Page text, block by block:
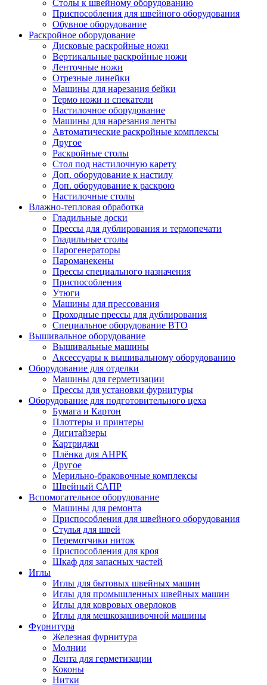
Столы к швейному оборудованию
Приспособления для швейного оборудования
Обувное оборудование
Раскройное оборудование
Дисковые раскройные ножи
Вертикальные раскройные ножи
Ленточные ножи
Отрезные линейки
Машины для нарезания бейки
Термо ножи и спекатели
Настилочное оборудование
Машины для нарезания ленты
Автоматические раскройные комплексы
Другое
Раскройные столы
Стол под настилочную карету
Доп. оборудование к настилу
Доп. оборудование к раскрою
Настилочные столы
Влажно-тепловая обработка
Гладильные доски
Прессы для дублирования и термопечати
Гладильные столы
Парогенераторы
Пароманекены
Прессы специального назначения
Приспособления
Утюги
Машины для прессования
Проходные прессы для дублирования
Специальное оборудование ВТО
Вышивальное оборудование
Вышивальные машины
Аксессуары к вышивальному оборудованию
Оборудование для отделки
Машины для герметизации
Прессы для установки фурнитуры
Оборудование для подготовительного цеха
Бумага и Картон
Плоттеры и принтеры
Дигитайзеры
Картриджи
Плёнка для АНРК
Другое
Мерильно-браковочные комплексы
Швейный САПР
Вспомогательное оборудование
Машины для ремонта
Приспособления для швейного оборудования
Стулья для швей
Перемотчики ниток
Приспособления для кроя
Шкаф для запасных частей
Иглы
Иглы для бытовых швейных машин
Иглы для промышленных швейных машин
Иглы для ковровых оверлоков
Иглы для мешкозашивочной машины
Фурнитура
Железная фурнитура
Молнии
Лента для герметизации
Коконы
Нитки